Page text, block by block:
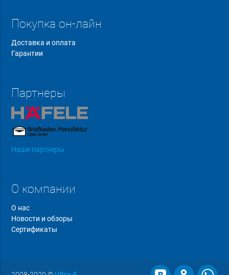
Покупка он-лайн
Доставка и оплата
Гарантии
Партнеры
Наши партнеры
О компании
О нас
Новости и обзоры
Сертификаты